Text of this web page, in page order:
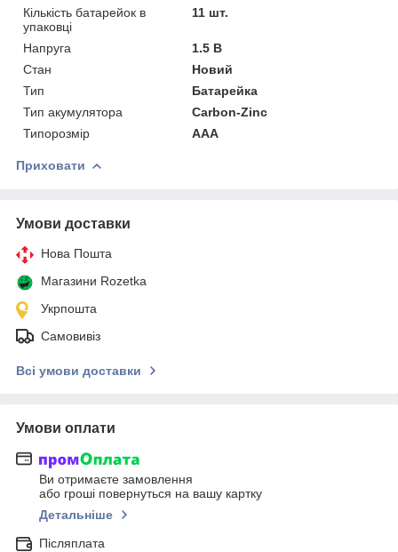
Кількість батарейок в
упаковці
11 шт.
Напруга
1.5 В
Стан
Новий
Тип
Батарейка
Тип акумулятора
Carbon-Zinc
Типорозмір
AAA
Приховати
Умови доставки
Нова Пошта
Магазини Rozetka
Укрпошта
Самовивіз
Всі умови доставки
Умови оплати
Ви отримаєте замовлення
або гроші повернуться на вашу картку
Детальніше
Післяплата